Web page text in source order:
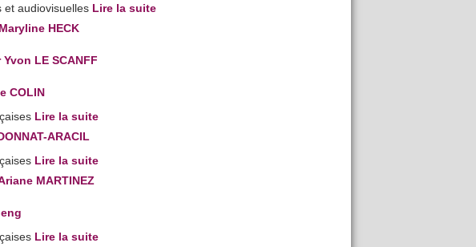
et audiovisuelles Lire la suite
HECK
LE SCANFF
COLIN
Lire la suite
ARACIL
Lire la suite
MARTINEZ
Lire la suite